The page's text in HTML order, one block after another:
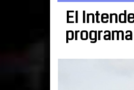
El